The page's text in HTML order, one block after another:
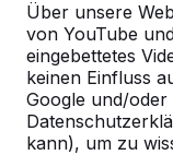
Über unsere
von YouTube
eingebettetes
keinen Einfluss
Google und/oder
kann), um zu